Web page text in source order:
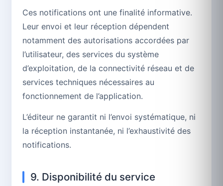
Ces notifications ont une finalité informative.
Leur envoi et leur réception dépendent
notamment des autorisations accordées par
l’utilisateur, des services du système
d’exploitation, de la connectivité réseau et de
services techniques nécessaires au
fonctionnement de l’application.
L’éditeur ne garantit ni l’envoi systématique, ni
la réception instantanée, ni l’exhaustivité des
notifications.
9. Disponibilité du service